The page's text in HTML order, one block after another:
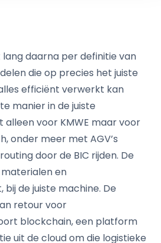
daarna per definitie van
die op precies het juiste
efficiënt verwerkt kan
manier in de juiste
voor KMWE maar voor
onder meer met AGV’s
door de BIC rijden. De
en
de juiste machine. De
retour voor
blockchain, een platform
uit de cloud om die logistieke